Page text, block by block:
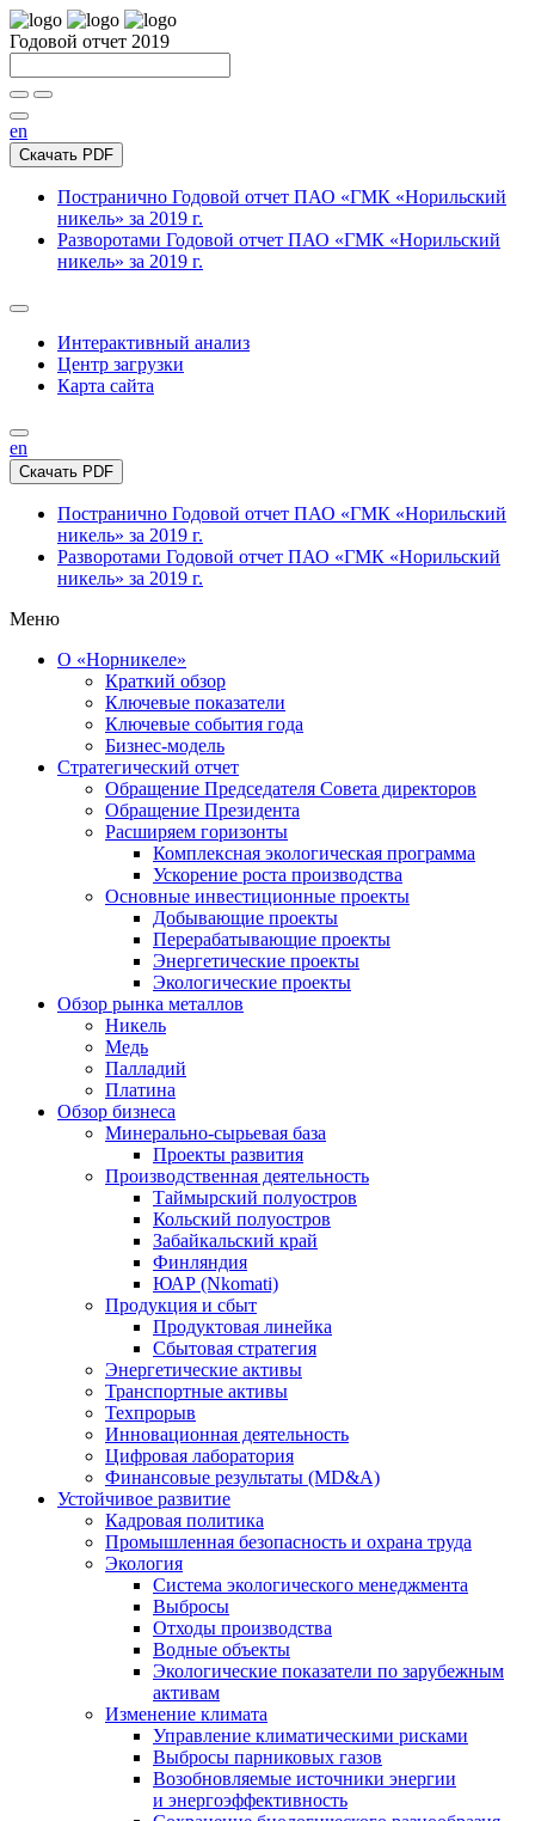
Годовой отчет 2019
en
Скачать PDF
Постранично Годовой отчет ПАО «ГМК «Норильский
никель» за 2019 г.
Разворотами Годовой отчет ПАО «ГМК «Норильский
никель» за 2019 г.
Интерактивный анализ
Центр загрузки
Карта сайта
en
Скачать PDF
Постранично Годовой отчет ПАО «ГМК «Норильский
никель» за 2019 г.
Разворотами Годовой отчет ПАО «ГМК «Норильский
никель» за 2019 г.
Меню
О «Норникеле»
Краткий обзор
Ключевые показатели
Ключевые события года
Бизнес-модель
Стратегический отчет
Обращение Председателя Совета директоров
Обращение Президента
Расширяем горизонты
Комплексная экологическая программа
Ускорение роста производства
Основные инвестиционные проекты
Добывающие проекты
Перерабатывающие проекты
Энергетические проекты
Экологические проекты
Обзор рынка металлов
Никель
Медь
Палладий
Платина
Обзор бизнеса
Минерально-сырьевая база
Проекты развития
Производственная деятельность
Таймырский полуостров
Кольский полуостров
Забайкальский край
Финляндия
ЮАР (Nkomati)
Продукция и сбыт
Продуктовая линейка
Сбытовая стратегия
Энергетические активы
Транспортные активы
Техпрорыв
Инновационная деятельность
Цифровая лаборатория
Финансовые результаты (MD&A)
Устойчивое развитие
Кадровая политика
Промышленная безопасность и охрана труда
Экология
Система экологического менеджмента
Выбросы
Отходы производства
Водные объекты
Экологические показатели по зарубежным
активам
Изменение климата
Управление климатическими рисками
Выбросы парниковых газов
Возобновляемые источники энергии
и энергоэффективность